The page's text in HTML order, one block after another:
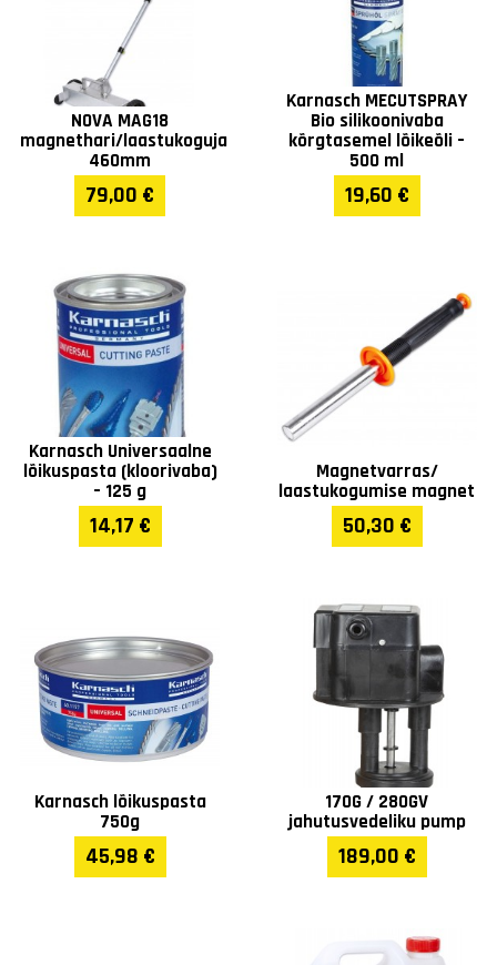
NOVA MAG18
magnethari/laastukoguja
460mm
79,00 €
Karnasch MECUTSPRAY
Bio silikoonivaba
kõrgtasemel lõikeõli –
500 ml
19,60 €
Karnasch Universaalne
lõikuspasta (kloorivaba)
– 125 g
14,17 €
Magnetvarras/
laastukogumise magnet
50,30 €
Karnasch lõikuspasta
750g
45,98 €
170G / 280GV
jahutusvedeliku pump
189,00 €